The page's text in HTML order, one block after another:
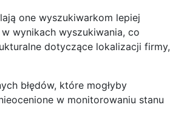
one wyszukiwarkom lepiej
wynikach wyszukiwania, co
dotyczące lokalizacji firmy,
błędów, które mogłyby
w monitorowaniu stanu